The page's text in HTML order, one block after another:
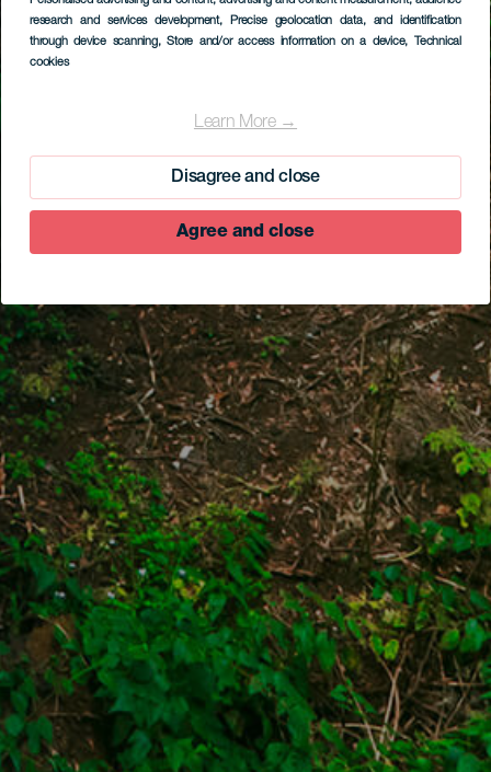
research and services development, Precise geolocation data, and identification
through device scanning, Store and/or access information on a device, Technical
cookies
Learn More →
Disagree and close
Agree and close